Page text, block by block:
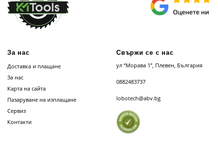
За нас
Доставка и плащане
За нас
Карта на сайта
Пазаруване на изплащане
Сервиз
Контакти
Свържи се с нас
ул “Морава 1”, Плевен, България
0882483737
lobotech@abv.bg